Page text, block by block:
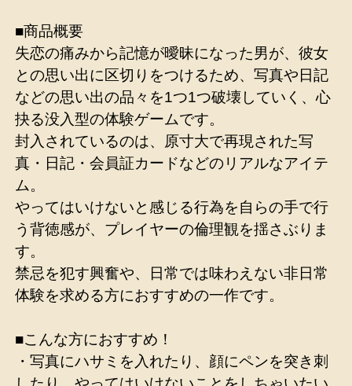
■商品概要
失恋の痛みから記憶が曖昧になった男が、彼女
との思い出に区切りをつけるため、写真や日記
などの思い出の品々を1つ1つ破壊していく、心
抉る没入型の体験ゲームです。
封入されているのは、原寸大で再現された写
真・日記・会員証カードなどのリアルなアイテ
ム。
やってはいけないと感じる行為を自らの手で行
う背徳感が、プレイヤーの倫理観を揺さぶりま
す。
禁忌を犯す興奮や、日常では味わえない非日常
体験を求める方におすすめの一作です。
■こんな方におすすめ！
・写真にハサミを入れたり、顔にペンを突き刺